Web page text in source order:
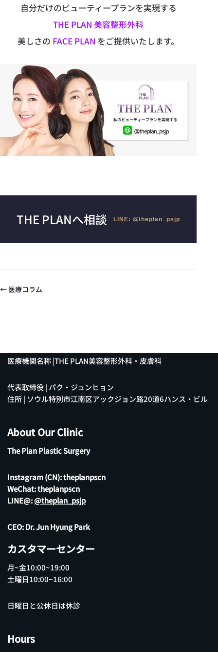
自分だけのビューティープランを実現する
THE PLAN 美容整形外科
美しさの FACE PLAN をご提供いたします。
THE PLANへ相談 LINE: @theplan_psjp
← 医療コラム
医療機関名称 |THE PLAN美容整形外科・皮膚科
代表取締役 | パク・ジュンヒョン
住所 | ソウル特別市江南区アックジョン路20道6ハンス・ビル
About Our Clinic
The Plan Plastic Surgery
Instagram (CN):theplanpscn
WeChat: theplanpscn
LINE@:@theplan_psjp
CEO: Dr. Jun Hyung Park
カスタマーセンター
月~金10:00~19:00
土曜日10:00~16:00
日曜日と公休日は休診
Hours